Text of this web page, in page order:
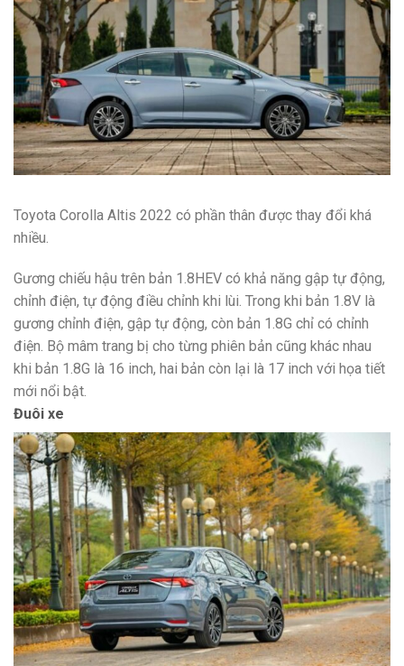
Toyota Corolla Altis 2022 có phần thân được thay đổi khá
nhiều.
Gương chiếu hậu trên bản 1.8HEV có khả năng gập tự động,
chỉnh điện, tự động điều chỉnh khi lùi. Trong khi bản 1.8V là
gương chỉnh điện, gập tự động, còn bản 1.8G chỉ có chỉnh
điện. Bộ mâm trang bị cho từng phiên bản cũng khác nhau
khi bản 1.8G là 16 inch, hai bản còn lại là 17 inch với họa tiết
mới nổi bật.
Đuôi xe